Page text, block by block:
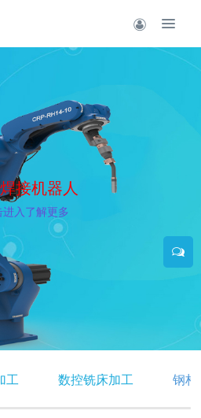
接机器人
进入了解更多
工 数控铣床加工 钢